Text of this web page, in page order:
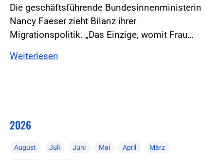
Die geschäftsführende Bundesinnenministerin
Nancy Faeser zieht Bilanz ihrer
Migrationspolitik. „Das Einzige, womit Frau…
Weiterlesen
2026
August Juli Juni Mai April März